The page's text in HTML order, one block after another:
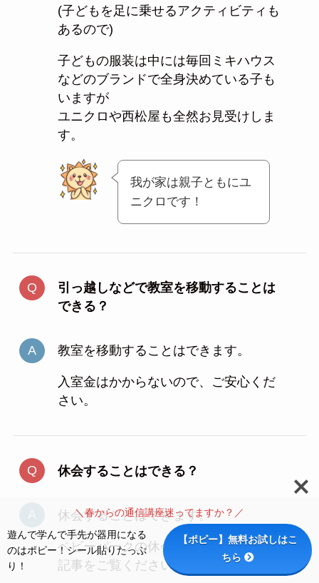
(子どもを足に乗せるアクティビティも
あるので)
子どもの服装は中には毎回ミキハウス
などのブランドで全身決めている子も
いますが
ユニクロや西松屋も全然お見受けしま
す。
我が家は親子ともにユ
ニクロです！
引っ越しなどで教室を移動することは
できる？
教室を移動することはできます。
入室金はかからないので、ご安心くだ
さい。
休会することはできる？
休会することはできます。
ベビーパークの休会については、関連
記事をご覧ください。
＼春からの通信講座迷ってますか？／
遊んで学んで手先が器用になる
のはポピー！シール貼りたっぷ
り！
【ポピー】無料お試しはこ
ちら